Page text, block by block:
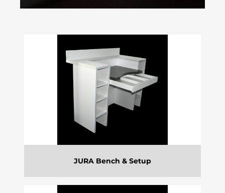
JURA Bench & Setup